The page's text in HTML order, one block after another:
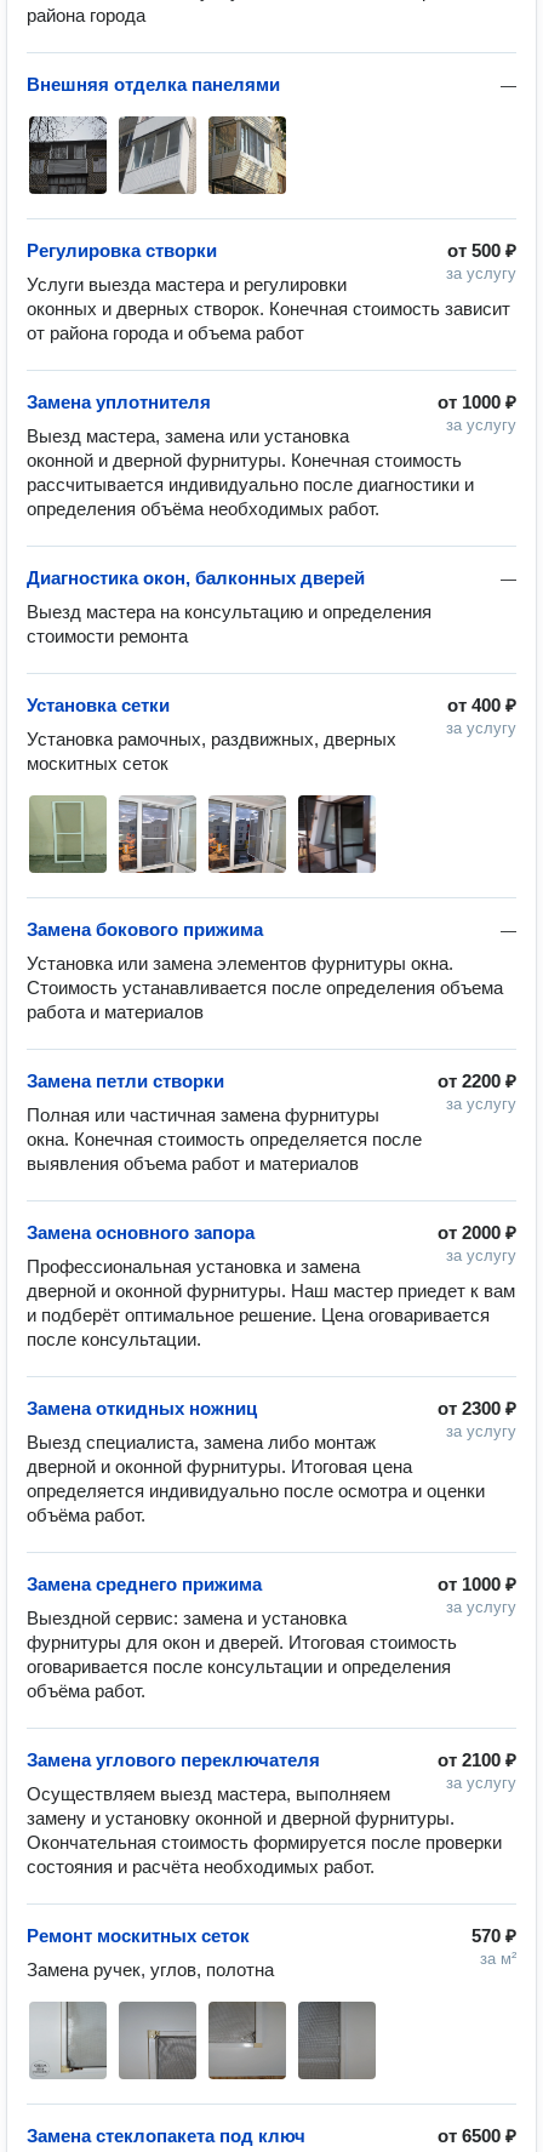
района города
—
Внешняя отделка панелями
от 500 ₽
за услугу
Регулировка створки
Услуги выезда мастера и регулировки
оконных и дверных створок. Конечная стоимость зависит
от района города и объема работ
от 1000 ₽
за услугу
Замена уплотнителя
Выезд мастера, замена или установка
оконной и дверной фурнитуры. Конечная стоимость
рассчитывается индивидуально после диагностики и
определения объёма необходимых работ.
—
Диагностика окон, балконных дверей
Выезд мастера на консультацию и определения
стоимости ремонта
от 400 ₽
за услугу
Установка сетки
Установка рамочных, раздвижных, дверных
москитных сеток
—
Замена бокового прижима
Установка или замена элементов фурнитуры окна.
Стоимость устанавливается после определения объема
работа и материалов
от 2200 ₽
за услугу
Замена петли створки
Полная или частичная замена фурнитуры
окна. Конечная стоимость определяется после
выявления объема работ и материалов
от 2000 ₽
за услугу
Замена основного запора
Профессиональная установка и замена
дверной и оконной фурнитуры. Наш мастер приедет к вам
и подберёт оптимальное решение. Цена оговаривается
после консультации.
от 2300 ₽
за услугу
Замена откидных ножниц
Выезд специалиста, замена либо монтаж
дверной и оконной фурнитуры. Итоговая цена
определяется индивидуально после осмотра и оценки
от 1000 ₽
за услугу
Замена среднего прижима
Выездной сервис: замена и установка
фурнитуры для окон и дверей. Итоговая стоимость
оговаривается после консультации и определения
объёма работ.
от 2100 ₽
за услугу
Замена углового переключателя
Осуществляем выезд мастера, выполняем
замену и установку оконной и дверной фурнитуры.
Окончательная стоимость формируется после проверки
состояния и расчёта необходимых работ.
570 ₽
за м²
Ремонт москитных сеток
Замена ручек, углов, полотна
от 6500 ₽
Замена стеклопакета под ключ